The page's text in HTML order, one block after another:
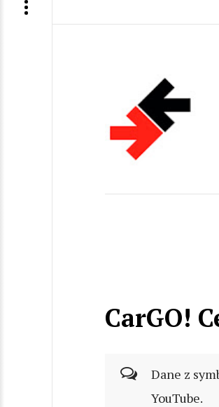
CarGO!
Dane z
YouTube.